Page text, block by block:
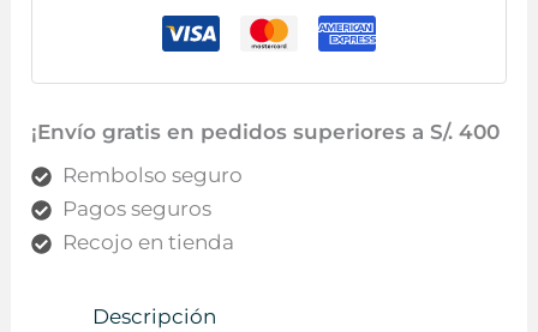
¡Envío gratis en pedidos superiores a S/. 400
Rembolso seguro
Pagos seguros
Recojo en tienda
Descripción